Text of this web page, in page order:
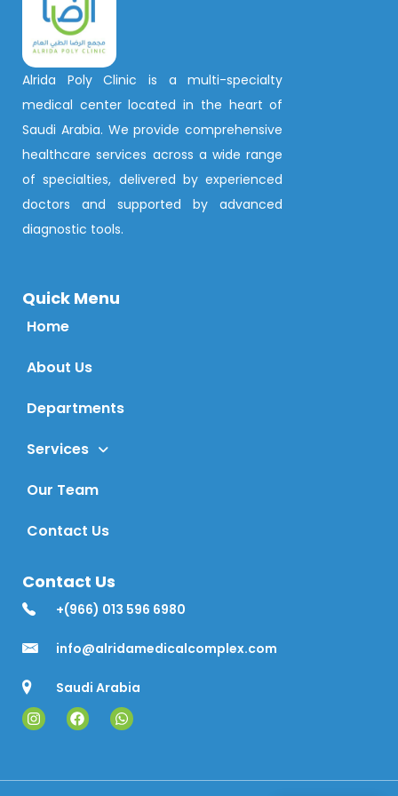
Alrida Poly Clinic is a multi-specialty
medical center located in the heart of
Saudi Arabia. We provide comprehensive
healthcare services across a wide range
of specialties, delivered by experienced
doctors and supported by advanced
diagnostic tools.
Quick Menu
Home
About Us
Departments
Services
Our Team
Contact Us
Contact Us
+(966) 013 596 6980
info@alridamedicalcomplex.com
Saudi Arabia